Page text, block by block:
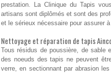
prestation. La Clinique du Tapis
artisans sont diplômés et sont des
et le sérieux nécessaire pour assurer
Nettoyage et réparation de tapis
Tous résidus de poussière, de
des noeuds des tapis ne peuvent
verre, en sectionnant par abrasion